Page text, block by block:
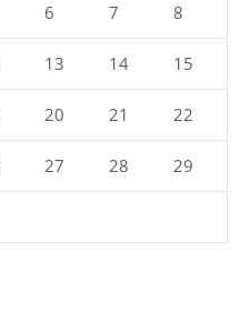
6 7 8
13 14 15
20 21 22
27 28 29